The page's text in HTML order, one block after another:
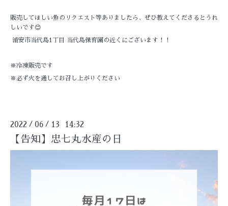
販売してほしい魚のリクエスト等ありましたら、ぜひ教えてくださるとうれ
しいです😊
浦安市当代島1丁目 当代島保育園の近くにございます！！
※冷凍販売です
※必ず火を通してお召し上がりください
2022 / 06 / 13 14:32
【告知】忠七丸水産の日